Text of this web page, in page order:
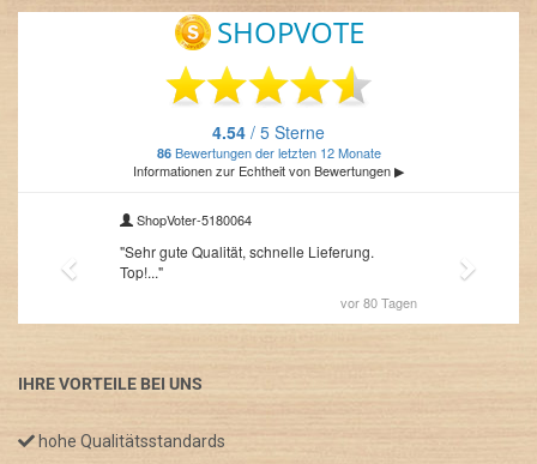
IHRE VORTEILE BEI UNS
hohe Qualitätsstandards